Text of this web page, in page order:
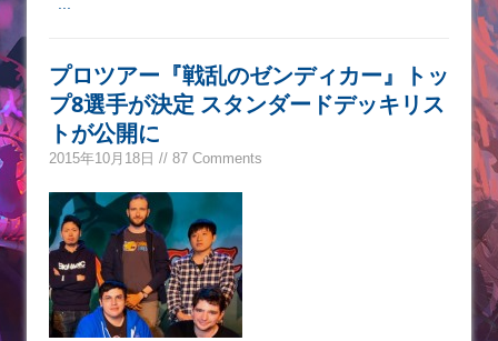
プロツアー『戦乱のゼンディカー』トッ
プ8選手が決定 スタンダードデッキリス
トが公開に
2015年10月18日 // 87 Comments